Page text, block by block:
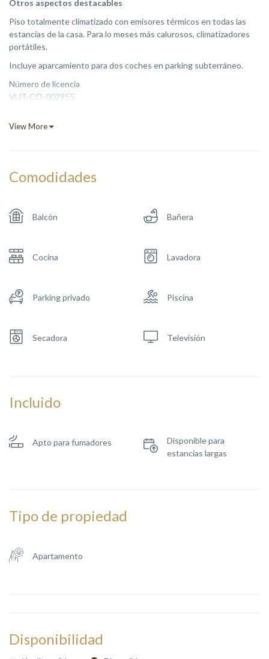
Otros aspectos destacables
Piso totalmente climatizado con emisores térmicos en todas las
estancias de la casa. Para lo meses más calurosos, climatizadores
portátiles.
Incluye aparcamiento para dos coches en parking subterráneo.
Número de licencia
VUT-CO-002955
View More
Comodidades
Balcón Bañera
Cocina Lavadora
Parking privado Piscina
Secadora Televisión
Incluido
Apto para fumadores
Disponible para
estancias largas
Tipo de propiedad
Apartamento
Disponibilidad